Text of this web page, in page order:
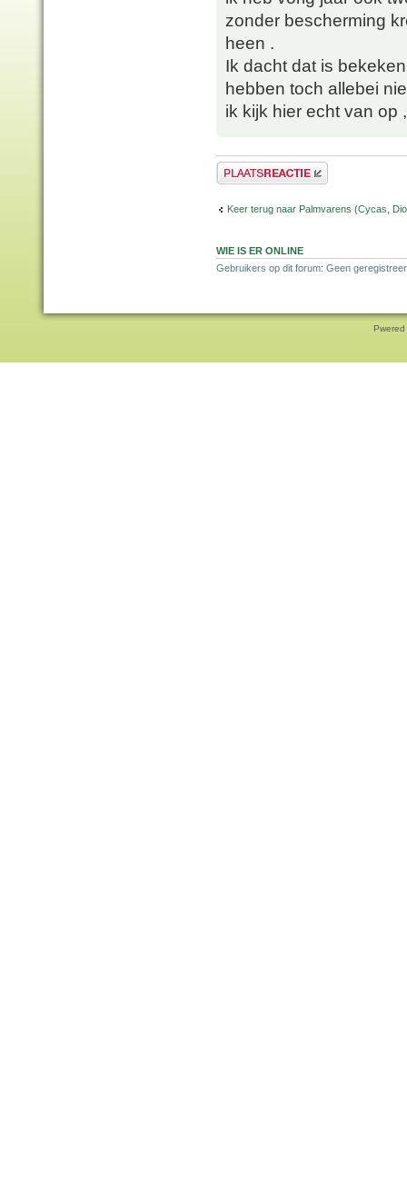
zonder bescherming
heen .
Ik dacht dat is
hebben toch allebei
ik kijk hier echt van op
Plaats een reactie
Keer terug naar Palmvarens (Cycas,
WIE IS ER ONLINE
Gebruikers op dit forum: Geen